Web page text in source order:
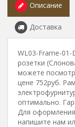
Описание
Доставка
WL03-Frame-
розетки
можете
цене 752руб.
оптимально.
Для
напишите нам